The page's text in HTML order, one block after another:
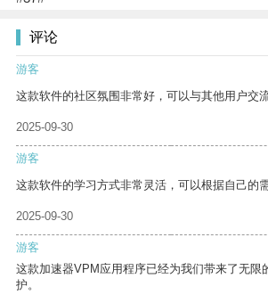
评论
游客
这款软件的社区氛围非常好，可以与其他用户交
2025-09-30
游客
这款软件的学习方式非常灵活，可以根据自己的
2025-09-30
游客
这款加速器VPM应用程序已经为我们带来了无限
护。